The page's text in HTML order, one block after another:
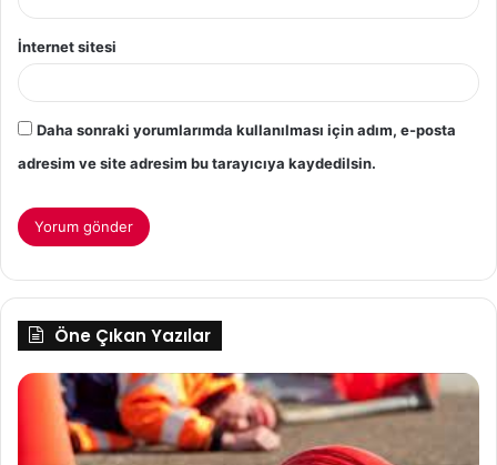
İnternet sitesi
Daha sonraki yorumlarımda kullanılması için adım, e-posta
adresim ve site adresim bu tarayıcıya kaydedilsin.
Öne Çıkan Yazılar
Tam
Kıvamında
Ev
Yapımı